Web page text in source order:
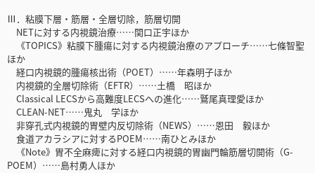
Ⅲ．粘膜下層・筋層・全層切除，筋層切開
NETに対する内視鏡治療……関口正宇ほか
《TOPICS》粘膜下腫瘍に対する内視鏡治療のアプローチ……七條智聖
ほか
経口内視鏡的腫瘍核出術（POET）……年森明子ほか
内視鏡的全層切除術（EFTR）……土橋 昭ほか
Classical LECSから高難度LECSへの進化……鷲尾真理愛ほか
CLEAN-NET……鬼丸 学ほか
非穿孔式内視鏡的胃壁内反切除術（NEWS）……恩田 毅ほか
食道アカラシアに対するPOEM……南ひとみほか
《Note》胃不全麻痺に対する経口内視鏡的胃幽門輪筋層切開術（G-
POEM）……島村勇人ほか